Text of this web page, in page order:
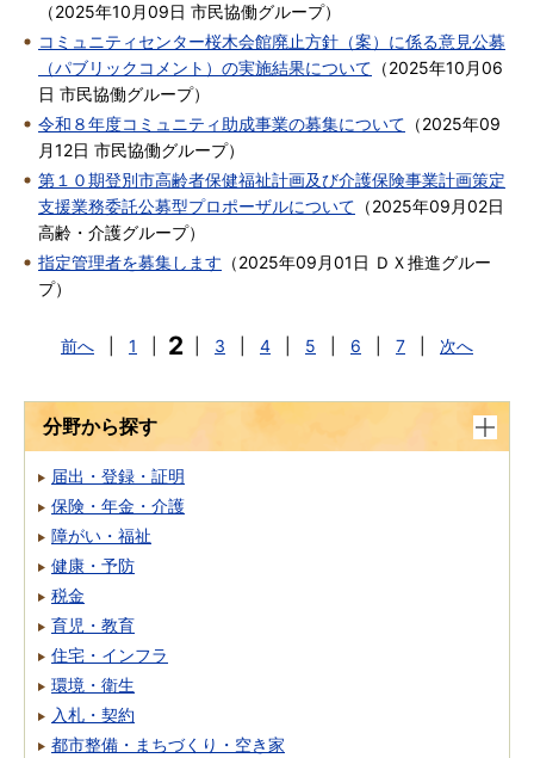
（2025年10月09日 市民協働グループ）
コミュニティセンター桜木会館廃止方針（案）に係る意見公募
（パブリックコメント）の実施結果について （2025年10月06
日 市民協働グループ）
令和８年度コミュニティ助成事業の募集について （2025年09
月12日 市民協働グループ）
第１０期登別市高齢者保健福祉計画及び介護保険事業計画策定
支援業務委託公募型プロポーザルについて （2025年09月02日
高齢・介護グループ）
指定管理者を募集します （2025年09月01日 ＤＸ推進グルー
プ）
前へ 1 2 3 4 5 6 7 次へ
分野から探す
届出・登録・証明
保険・年金・介護
障がい・福祉
健康・予防
税金
育児・教育
住宅・インフラ
環境・衛生
入札・契約
都市整備・まちづくり・空き家